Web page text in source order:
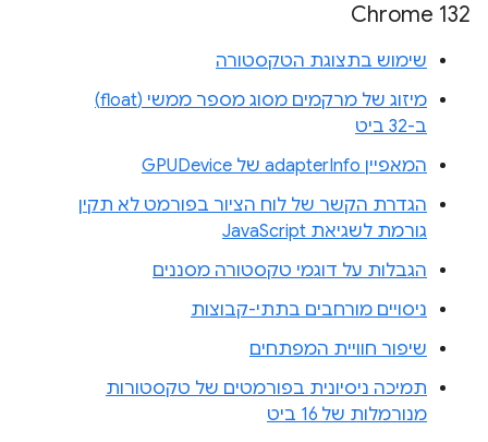
Chrome 132
שימוש בתצוגת הטקסטורה
מיזוג של מרקמים מסוג מספר ממשי (float)
ב-32 ביט
המאפיין adapterInfo של GPUDevice
הגדרת הקשר של לוח הציור בפורמט לא תקין
גורמת לשגיאת JavaScript
הגבלות על דוגמי טקסטורה מסננים
ניסויים מורחבים בתתי-קבוצות
שיפור חוויית המפתחים
תמיכה ניסיונית בפורמטים של טקסטורות
מנורמלות של 16 ביט